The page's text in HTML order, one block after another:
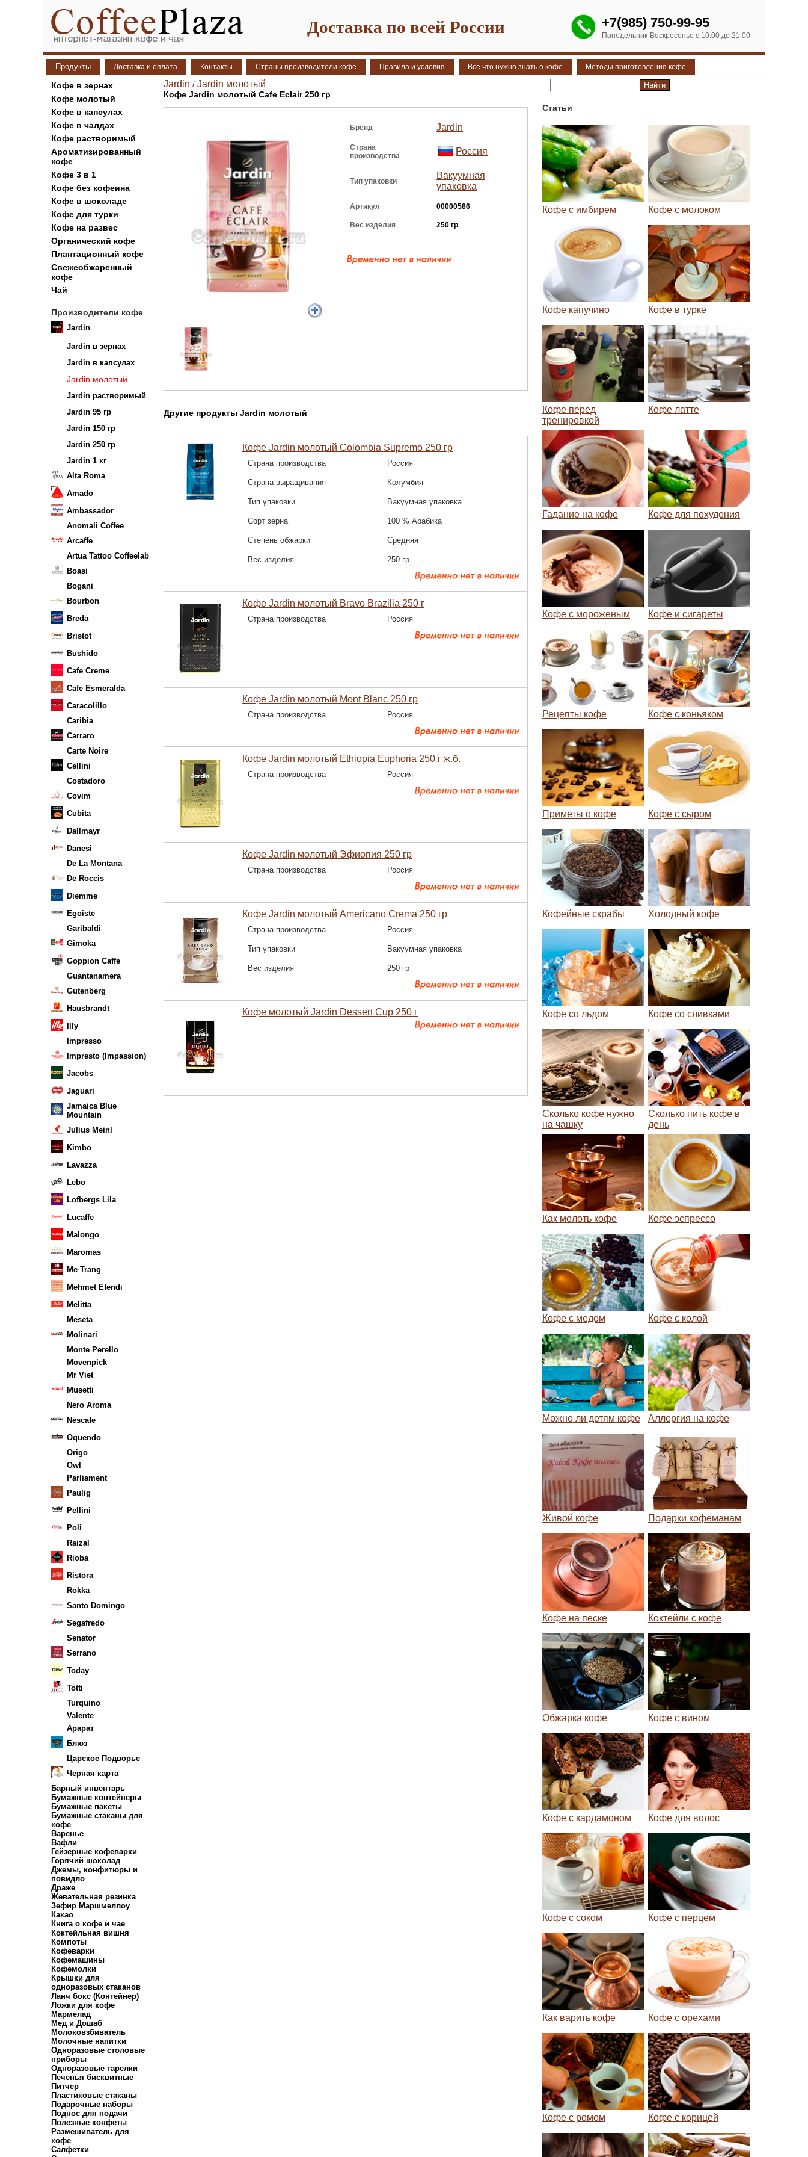
Доставка по всей России +7(985) 750-99-95
Понедельник-Воскресенье с 10:00 до 21:00
Продукты Доставка и оплата Контакты Страны производители кофе Правила и условия Все что нужно знать о кофе Методы приготовления кофе
Кофе в зернах
Кофе молотый
Кофе в капсулах
Кофе в чалдах
Кофе растворимый
Ароматизированный
кофе
Кофе 3 в 1
Кофе без кофеина
Кофе в шоколаде
Кофе для турки
Кофе на развес
Органический кофе
Плантационный кофе
Свежеобжаренный
кофе
Чай
Производители кофе
Jardin
Jardin в зернах
Jardin в капсулах
Jardin молотый
Jardin растворимый
Jardin 95 гр
Jardin 150 гр
Jardin 250 гр
Jardin 1 кг
Alta Roma
Amado
Ambassador
Anomali Coffee
Arcaffe
Artua Tattoo Coffeelab
Boasi
Bogani
Bourbon
Breda
Bristot
Bushido
Cafe Creme
Cafe Esmeralda
Caracolillo
Caribia
Carraro
Carte Noire
Cellini
Costadoro
Covim
Cubita
Dallmayr
Danesi
De La Montana
De Roccis
Diemme
Egoiste
Garibaldi
Gimoka
Goppion Caffe
Guantanamera
Gutenberg
Hausbrandt
Illy
Impresso
Impresto (Impassion)
Jacobs
Jaguari
Jamaica Blue
Mountain
Julius Meinl
Kimbo
Lavazza
Lebo
Lofbergs Lila
Lucaffe
Malongo
Maromas
Me Trang
Mehmet Efendi
Melitta
Meseta
Molinari
Monte Perello
Movenpick
Mr Viet
Musetti
Nero Aroma
Nescafe
Oquendo
Origo
Owl
Parliament
Paulig
Pellini
Poli
Raizal
Rioba
Ristora
Rokka
Santo Domingo
Segafredo
Senator
Serrano
Today
Totti
Turquino
Valente
Арарат
Блюз
Царское Подворье
Черная карта
Барный инвентарь
Бумажные контейнеры
Бумажные пакеты
Бумажные стаканы для
кофе
Варенье
Вафли
Гейзерные кофеварки
Горячий шоколад
Джемы, конфитюры и
повидло
Драже
Жевательная резинка
Зефир Маршмеллоу
Какао
Книга о кофе и чае
Коктейльная вишня
Компоты
Кофеварки
Кофемашины
Кофемолки
Крышки для
одноразовых стаканов
Ланч бокс (Контейнер)
Ложки для кофе
Мармелад
Мед и Дошаб
Молоковзбиватель
Молочные напитки
Одноразовые столовые
приборы
Одноразовые тарелки
Печенья бисквитные
Питчер
Пластиковые стаканы
Подарочные наборы
Поднос для подачи
Полезные конфеты
Размешиватель для
кофе
Салфетки
Jardin / Jardin молотый
Кофе Jardin молотый Cafe Eclair 250 гр
Бренд Jardin
Страна
производства
Россия
Тип упаковки
Вакуумная
упаковка
Артикул 00000586
Вес изделия 250 гр
Другие продукты Jardin молотый
Кофе Jardin молотый Colombia Supremo 250 гр
Страна производства Россия
Страна выращивания Колумбия
Тип упаковки Вакуумная упаковка
Сорт зерна 100 % Арабика
Степень обжарки Средняя
Вес изделия 250 гр
Кофе Jardin молотый Bravo Brazilia 250 г
Страна производства Россия
Кофе Jardin молотый Mont Blanc 250 гр
Страна производства Россия
Кофе Jardin молотый Ethiopia Euphoria 250 г ж.б.
Страна производства Россия
Кофе Jardin молотый Эфиопия 250 гр
Страна производства Россия
Кофе Jardin молотый Americano Crema 250 гр
Страна производства Россия
Тип упаковки Вакуумная упаковка
Вес изделия 250 гр
Кофе молотый Jardin Dessert Cup 250 г
Статьи
Кофе с имбирем Кофе с молоком
Кофе капучино Кофе в турке
Кофе перед
тренировкой
Кофе латте
Гадание на кофе Кофе для похудения
Кофе с мороженым Кофе и сигареты
Рецепты кофе Кофе с коньяком
Приметы о кофе Кофе с сыром
Кофейные скрабы Холодный кофе
Кофе со льдом Кофе со сливками
Сколько кофе нужно
на чашку
Сколько пить кофе в
день
Как молоть кофе Кофе эспрессо
Кофе с медом Кофе с колой
Можно ли детям кофе Аллергия на кофе
Живой кофе Подарки кофеманам
Кофе на песке Коктейли с кофе
Обжарка кофе Кофе с вином
Кофе с кардамоном Кофе для волос
Кофе с соком Кофе с перцем
Как варить кофе Кофе с орехами
Кофе с ромом Кофе с корицей